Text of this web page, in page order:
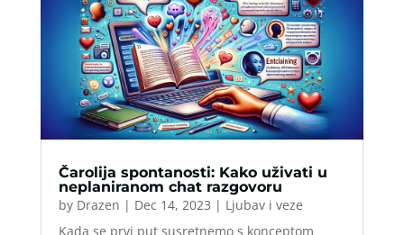
Čarolija spontanosti: Kako uživati u
neplaniranom chat razgovoru
by Drazen | Dec 14, 2023 | Ljubav i veze
Kada se prvi put susretnemo s konceptom